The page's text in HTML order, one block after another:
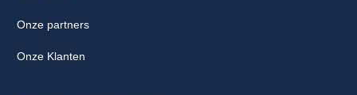
Onze partners
Onze Klanten